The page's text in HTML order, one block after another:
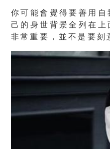
你可能會覺得要善用
己的身世背景全列在
非常重要，並不是要刻